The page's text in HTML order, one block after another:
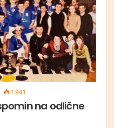
1.941
na odlične